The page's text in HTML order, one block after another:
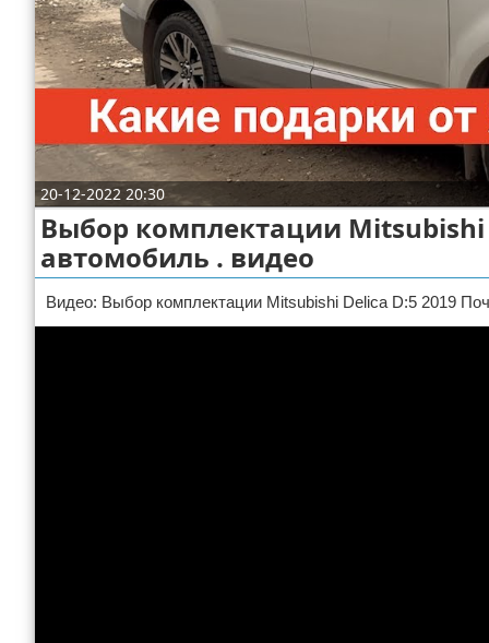
ДТП
Своими руками
Строительство и ремонт
Отказ от ответственности
20-12-2022 20:30
Выбор комплектации Mitsubishi
автомобиль . видео
Видео: Выбор комплектации Mitsubishi Delica D:5 2019